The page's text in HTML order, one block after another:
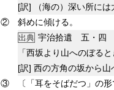
[訳] （海の）深い所に
②
斜めに傾ける。
出典 宇治拾遺 五・四
「西坂より山へのぼる
[訳] 西の方角の坂から山
③
〔「耳をそばだつ」の